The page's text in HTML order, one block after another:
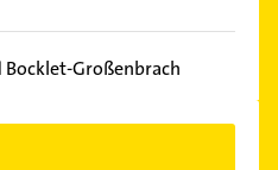
Bocklet-Großenbrach